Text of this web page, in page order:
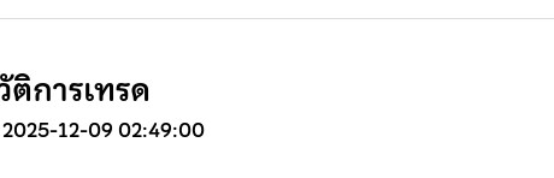
ติการเทรด
12-09 02:49:00